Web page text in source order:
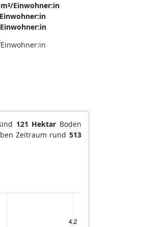
Einwohner:in
121 Hektar Boden
Zeitraum rund 513